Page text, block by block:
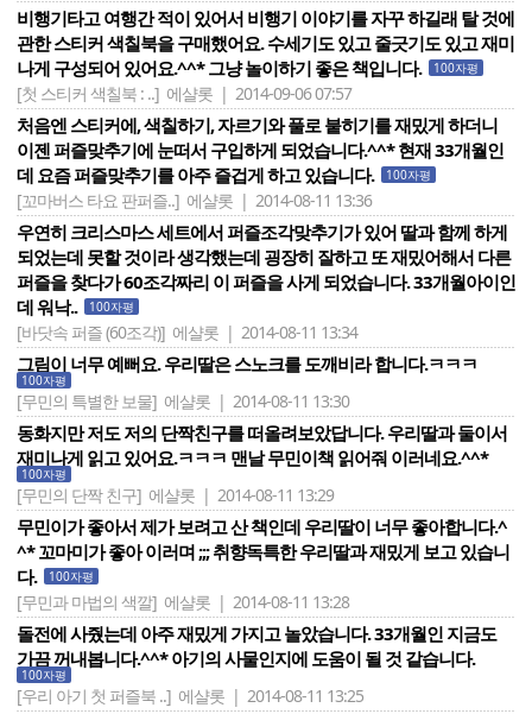
비행기타고 여행간 적이 있어서 비행기 이야기를 자꾸 하길래 탈 것에
관한 스티커 색칠북을 구매했어요. 수세기도 있고 줄긋기도 있고 재미
나게 구성되어 있어요.^^* 그냥 놀이하기 좋은 책입니다.
100자평
[첫 스티커 색칠북 : ..] 에샬롯 | 2014-09-06 07:57
처음엔 스티커에, 색칠하기, 자르기와 풀로 붙히기를 재밌게 하더니
이젠 퍼즐맞추기에 눈떠서 구입하게 되었습니다.^^* 현재 33개월인
데 요즘 퍼즐맞추기를 아주 즐겁게 하고 있습니다.
100자평
[꼬마버스 타요 판퍼즐..] 에샬롯 | 2014-08-11 13:36
우연히 크리스마스 세트에서 퍼즐조각맞추기가 있어 딸과 함께 하게
되었는데 못할 것이라 생각했는데 굉장히 잘하고 또 재밌어해서 다른
퍼즐을 찾다가 60조각짜리 이 퍼즐을 사게 되었습니다. 33개월아이인
데 워낙..
100자평
[바닷속 퍼즐 (60조각)] 에샬롯 | 2014-08-11 13:34
그림이 너무 예뻐요. 우리딸은 스노크를 도깨비라 합니다.ㅋㅋㅋ
100자평
[무민의 특별한 보물] 에샬롯 | 2014-08-11 13:30
동화지만 저도 저의 단짝친구를 떠올려보았답니다. 우리딸과 둘이서
재미나게 읽고 있어요.ㅋㅋㅋ 맨날 무민이책 읽어줘 이러네요.^^*
100자평
[무민의 단짝 친구] 에샬롯 | 2014-08-11 13:29
무민이가 좋아서 제가 보려고 산 책인데 우리딸이 너무 좋아합니다.^
^* 꼬마미가 좋아 이러며 ;;; 취향독특한 우리딸과 재밌게 보고 있습니
다.
100자평
[무민과 마법의 색깔] 에샬롯 | 2014-08-11 13:28
돌전에 사줬는데 아주 재밌게 가지고 놀았습니다. 33개월인 지금도
가끔 꺼내봅니다.^^* 아기의 사물인지에 도움이 될 것 같습니다.
100자평
[우리 아기 첫 퍼즐북 ..] 에샬롯 | 2014-08-11 13:25